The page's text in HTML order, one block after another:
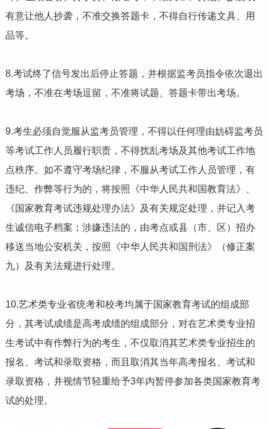
有意让他人抄袭，不准交换答题卡，不得自行传递文具、用
品等。
8.考试终了信号发出后停止答题，并根据监考员指令依次退出
考场，不准在考场逗留，不准将试题、答题卡带出考场。
9.考生必须自觉服从监考员管理，不得以任何理由妨碍监考员
等考试工作人员履行职责，不得扰乱考场及其他考试工作地
点秩序。如不遵守考场纪律，不服从考试工作人员管理，有
违纪、作弊等行为的，将按照《中华人民共和国教育法》、
《国家教育考试违规处理办法》及有关规定处理，并记入考
生诚信电子档案；涉嫌违法的，由考点或县（市、区）招办
移送当地公安机关，按照《中华人民共和国刑法》（修正案
九）及有关法规进行处理。
10.艺术类专业省统考和校考均属于国家教育考试的组成部
分，其考试成绩是高考成绩的组成部分，对在艺术类专业招
生考试中有作弊行为的考生，不仅取消其艺术类专业招生的
报名、考试和录取资格，而且取消其当年高考报名、考试和
录取资格，并视情节轻重给予3年内暂停参加各类国家教育考
试的处理。